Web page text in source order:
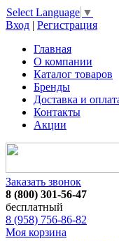
Select Language ▼
Вход | Регистрация
Главная
О компании
Каталог товаров
Бренды
Доставка и
Контакты
Акции
Заказать звонок
8 (800) 301-56-47
бесплатный
8 (958) 756-86-82
Моя корзина